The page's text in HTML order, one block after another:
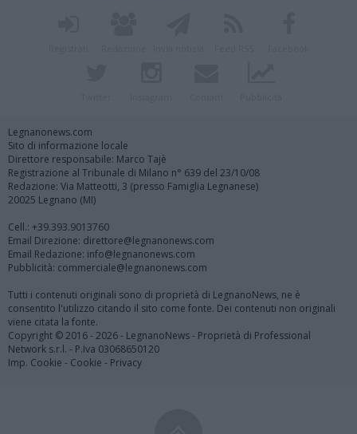
Legnanonews.com
Sito di informazione locale
Direttore responsabile: Marco Tajè
Registrazione al Tribunale di Milano n° 639 del 23/10/08
Redazione: Via Matteotti, 3 (presso Famiglia Legnanese)
20025 Legnano (MI)
Cell.: +39.393.9013760
Email Direzione: direttore@legnanonews.com
Email Redazione: info@legnanonews.com
Pubblicità: commerciale@legnanonews.com
Tutti i contenuti originali sono di proprietà di LegnanoNews, ne è
consentito l'utilizzo citando il sito come fonte. Dei contenuti non originali
viene citata la fonte.
Copyright © 2016 - 2026 - LegnanoNews - Proprietà di Professional
Network s.r.l. - P.Iva 03068650120
Imp. Cookie - Cookie - Privacy